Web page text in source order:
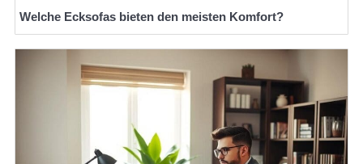
Welche Ecksofas bieten den meisten Komfort?